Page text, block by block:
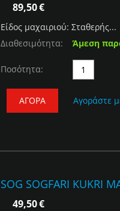
89,50€
Είδος μαχαιριού: Σταθερής...
Διαθεσιμότητα:
Άμεση
Ποσότητα:
ΑΓΟΡΆ Αγοράστε
SOG SOGFARI KUKRI
49,50€